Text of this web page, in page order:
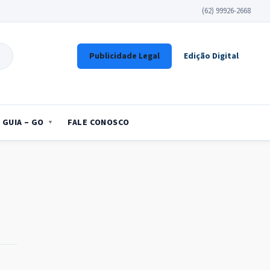
(62) 99926-2668
Publicidade Legal Edição Digital
GUIA – GO FALE CONOSCO